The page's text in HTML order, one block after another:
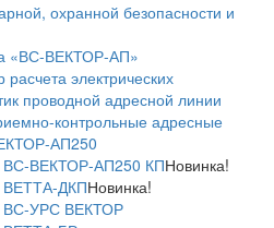
охранной безопасности и
«ВС-ВЕКТОР-АП»
расчета электрических
проводной адресной линии
контрольные адресные
АП250
ВС-ВЕКТОР-АП250 КПНовинка!
ВЕТТА-ДКПНовинка!
ВС-УРС ВЕКТОР